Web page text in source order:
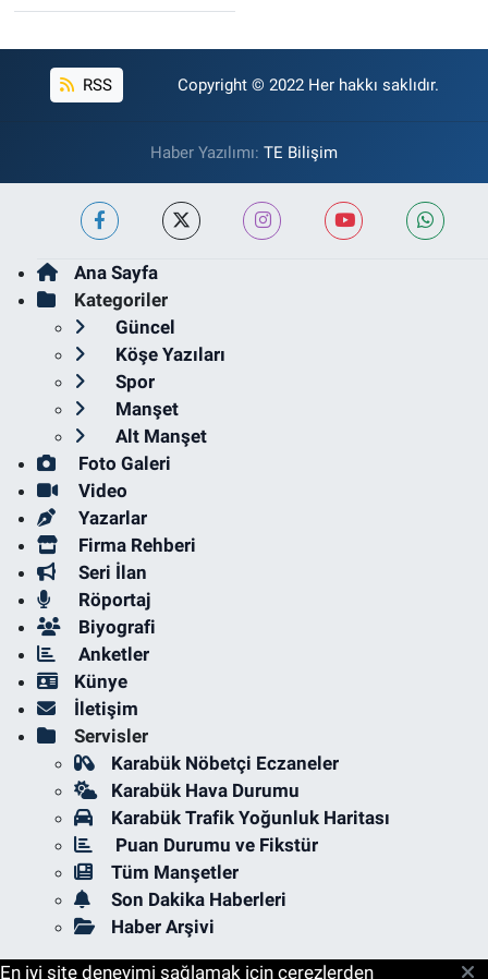
RSS Copyright © 2022 Her hakkı saklıdır.
Haber Yazılımı: TE Bilişim
Ana Sayfa
Kategoriler
Güncel
Köşe Yazıları
Spor
Manşet
Alt Manşet
Foto Galeri
Video
Yazarlar
Firma Rehberi
Seri İlan
Röportaj
Biyografi
Anketler
Künye
İletişim
Servisler
Karabük Nöbetçi Eczaneler
Karabük Hava Durumu
Karabük Trafik Yoğunluk Haritası
Puan Durumu ve Fikstür
Tüm Manşetler
Son Dakika Haberleri
Haber Arşivi
En iyi site deneyimi sağlamak için çerezlerden